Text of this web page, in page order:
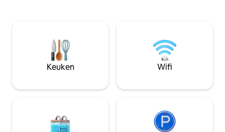
citroenen, limoenen of sinaasappels
terwijl je bezig bent. Voor meer
informatie, zoek naar Waterfall Farm.
Honden welkom.
schuilplaats voor
zomer en om zon
wintermiddagen. Een eigen
rotszwembad ligt
Keuken Wifi